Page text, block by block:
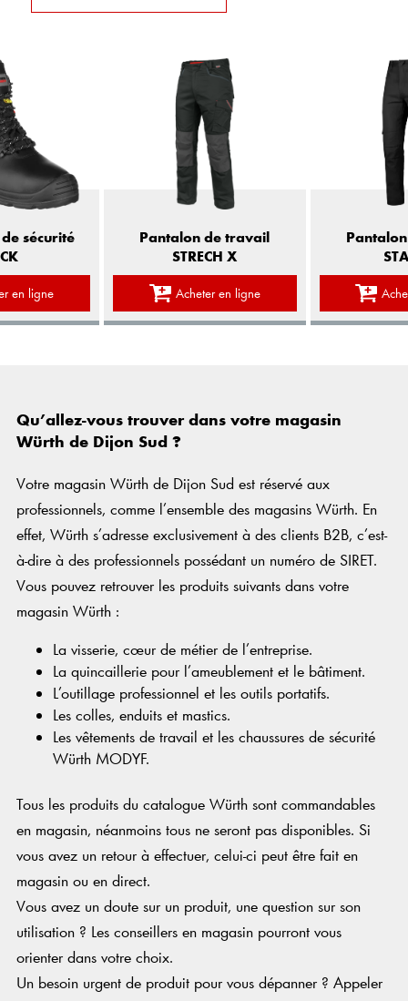
sécurité
en ligne
Pantalon de travail
STRECH X
Acheter en ligne
Qu’allez-vous trouver dans votre magasin
Würth de Dijon Sud ?
Votre magasin Würth de Dijon Sud est réservé aux
professionnels, comme l’ensemble des magasins Würth. En
effet, Würth s’adresse exclusivement à des clients B2B, c’est-
à-dire à des professionnels possédant un numéro de SIRET.
Vous pouvez retrouver les produits suivants dans votre
magasin Würth :
La visserie, cœur de métier de l’entreprise.
La quincaillerie pour l’ameublement et le bâtiment.
L’outillage professionnel et les outils portatifs.
Les colles, enduits et mastics.
Les vêtements de travail et les chaussures de sécurité
Würth MODYF.
Tous les produits du catalogue Würth sont commandables
en magasin, néanmoins tous ne seront pas disponibles. Si
vous avez un retour à effectuer, celui-ci peut être fait en
magasin ou en direct.
Vous avez un doute sur un produit, une question sur son
utilisation ? Les conseillers en magasin pourront vous
orienter dans votre choix.
Un besoin urgent de produit pour vous dépanner ? Appeler